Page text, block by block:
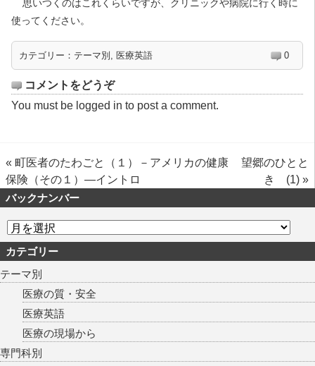
思いつくのはこれくらいですが、クリニックや病院に行く時に
使ってください。
カテゴリー： テーマ別 , 医療英語 0
コメントをどうぞ
You must be logged in to post a comment.
« 町医者のたわごと（１）－アメリカの健康
保険（その１）―イントロ
望郷のひとと
き (1) »
バックナンバー
カテゴリー
テーマ別
医療の質・安全
医療英語
医療の現場から
専門科別